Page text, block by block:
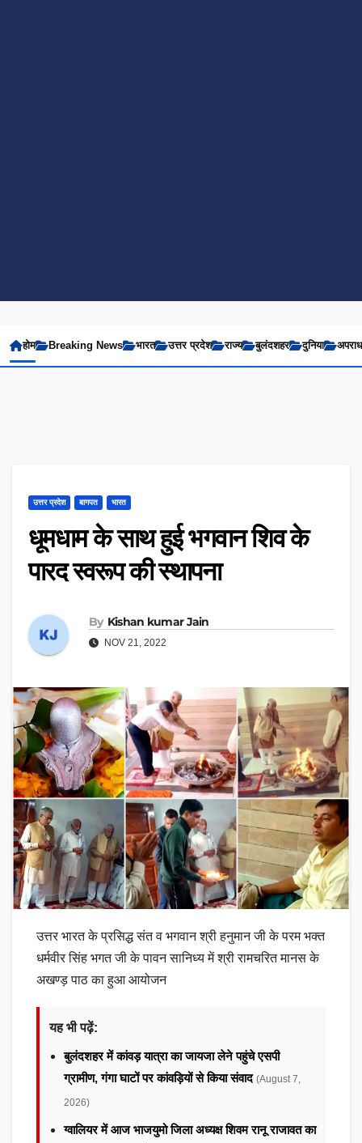
होम Breaking News भारत उत्तर प्रदेश राज्य बुलंदशहर दुनिया अपराध
उत्तर प्रदेश बागपत भारत
धूमधाम के साथ हुई भगवान शिव के
पारद स्वरूप की स्थापना
By Kishan kumar Jain
NOV 21, 2022
उत्तर भारत के प्रसिद्ध संत व भगवान श्री हनुमान जी के परम भक्त
धर्मवीर सिंह भगत जी के पावन सानिध्य में श्री रामचरित मानस के
अखण्ड़ पाठ का हुआ आयोजन
यह भी पढ़ें:
बुलंदशहर में कांवड़ यात्रा का जायजा लेने पहुंचे एसपी
ग्रामीण, गंगा घाटों पर कांवड़ियों से किया संवाद (August 7,
2026)
ग्वालियर में आज भाजयुमो जिला अध्यक्ष शिवम रानू राजावत का